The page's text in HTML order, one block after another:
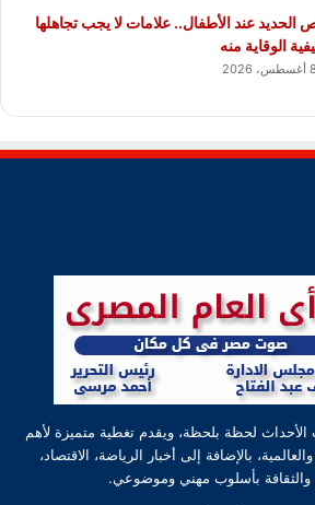
الحديد عند الأطفال.. علامات لا يجب تجاهلها
الوقاية منه
8 أغسطس، 2026
لحظة بلحظة، ويقدم تغطية متميزة لأهم
بالإضافة إلى أخبار الرياضة، الاقتصاد،
والثقافة بأسلوب مهني وموضوعي.